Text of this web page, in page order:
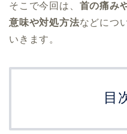
そこで今回は、 首の痛み
意味や対処方法などにつ
いきます。
目